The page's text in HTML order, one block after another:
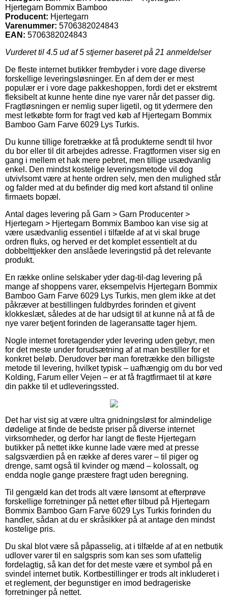
Hjertegarn Bommix Bamboo
Producent: Hjertegarn
Varenummer: 5706382024843
EAN: 5706382024843
Vurderet til 4.5 ud af 5 stjerner baseret på 21 anmeldelser
De fleste internet butikker frembyder i vore dage diverse
forskellige leveringsløsninger. En af dem der er mest
populær er i vore dage pakkeshoppen, fordi det er ekstremt
fleksibelt at kunne hente dine nye varer når det passer dig.
Fragtløsningen er nemlig super ligetil, og tit ydermere den
mest letkøbte form for fragt ved køb af Hjertegarn Bommix
Bamboo Garn Farve 6029 Lys Turkis.
Du kunne tillige foretrække at få produkterne sendt til hvor
du bor eller til dit arbejdes adresse. Fragtformen viser sig en
gang i mellem et hak mere pebret, men tillige usædvanlig
enkel. Den mindst kostelige leveringsmetode vil dog
utvivlsomt være at hente ordren selv, men den mulighed står
og falder med at du befinder dig med kort afstand til online
firmaets bopæl.
Antal dages levering på Garn > Garn Producenter >
Hjertegarn > Hjertegarn Bommix Bamboo kan vise sig at
være usædvanlig essentiel i tilfælde af at vi skal bruge
ordren fluks, og herved er det komplet essentielt at du
dobbelttjekker den anslåede leveringstid på det relevante
produkt.
En række online selskaber yder dag-til-dag levering på
mange af shoppens varer, eksempelvis Hjertegarn Bommix
Bamboo Garn Farve 6029 Lys Turkis, men glem ikke at det
påkræver at bestillingen fuldbyrdes forinden et givent
klokkeslæt, således at de har udsigt til at kunne nå at få de
nye varer betjent forinden de lageransatte tager hjem.
Nogle internet foretagender yder levering uden gebyr, men
for det meste under forudsætning af at man bestiller for et
konkret beløb. Derudover bør man foretrække den billigste
metode til levering, hvilket typisk – uafhængig om du bor ved
Kolding, Farum eller Vejen – er at få fragtfirmaet til at køre
din pakke til et udleveringssted.
Det har vist sig at være ultra gnidningsløst for almindelige
dødelige at finde de bedste priser på diverse internet
virksomheder, og derfor har langt de fleste Hjertegarn
butikker på nettet ikke kunne lade være med at presse
salgsværdien på en række af deres varer – til piger og
drenge, samt også til kvinder og mænd – kolossalt, og
endda nogle gange præstere fragt uden beregning.
Til gengæld kan det trods alt være lønsomt at efterprøve
forskellige forretninger på nettet efter tilbud på Hjertegarn
Bommix Bamboo Garn Farve 6029 Lys Turkis forinden du
handler, sådan at du er skråsikker på at antage den mindst
kostelige pris.
Du skal blot være så påpasselig, at i tilfælde af at en netbutik
udlover varer til en salgspris som kan ses som ufattelig
fordelagtig, så kan det for det meste være et symbol på en
svindel internet butik. Kortbestillinger er trods alt inkluderet i
et reglement, der begunstiger en imod bedrageriske
forretninger på nettet.